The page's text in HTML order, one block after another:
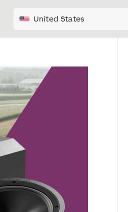
United States